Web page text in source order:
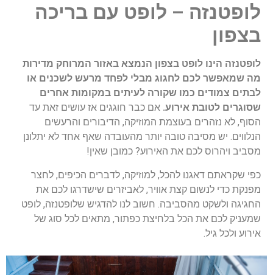
לופטנזה – לופט עם בריכה
בצפון
לופטנזה הינו לופט בצפון הנמצא באזור המרוחק מדירות
מה שמאפשר לכם לחגוג מבלי לפחד מרעש לשכנים או
לבתים צמודים כמו שקורה לעיתים במקומות אחרים
שסוגרים לטובת אירוע. אם כבר חוגגים אז עושים זאת עד
הסוף, לא נזהרים בעוצמת המוזיקה, הדיבורים והרעשים
הנלווים. יש מסיבה טובה יותר מהעובדה שאף אחד לא יתלונן
מסביב ויהרוס לכם את האירוע? כמובן שאין!
כפי שקראתם דאגנו להכל, למוזיקה, לדברים הכיפים, לחצר
מפנקת כדי לנשום קצת אוויר, לאביזרים שישדרגו לכם את
החגיגה ולשקט מהסביבה. חשוב לנו להדגיש שלופטנזה, לופט
שמעניק לכם את הכל בלחיצת כפתור, מתאים לכל סוג של
אירוע ולכל גיל.